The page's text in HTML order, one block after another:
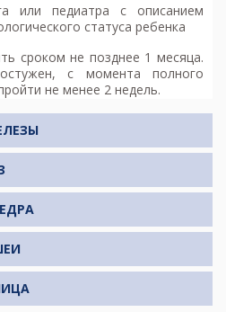
или педиатра с описанием
статуса ребенка
сроком не позднее 1 месяца.
с момента полного
не менее 2 недель.